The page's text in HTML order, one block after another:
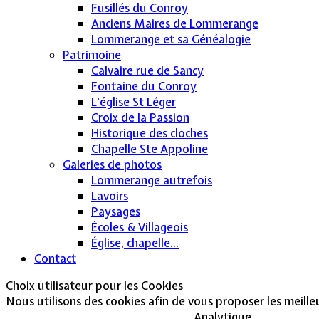
Fusillés du Conroy
Anciens Maires de Lommerange
Lommerange et sa Généalogie
Patrimoine
Calvaire rue de Sancy
Fontaine du Conroy
L'église St Léger
Croix de la Passion
Historique des cloches
Chapelle Ste Appoline
Galeries de photos
Lommerange autrefois
Lavoirs
Paysages
Écoles & Villageois
Église, chapelle...
Contact
Choix utilisateur pour les Cookies
Nous utilisons des cookies afin de vous proposer les